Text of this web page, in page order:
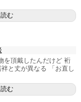
む
を頂戴したんだけど 裄
と丈が異なる 「お直し
む